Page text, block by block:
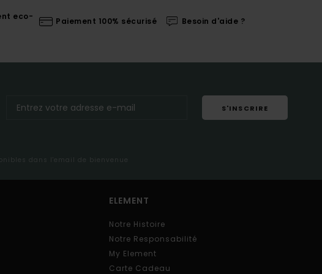
eco-
Paiement 100% sécurisé Besoin d'aide ?
S'INSCRIRE
dans l'email de bienvenue
ELEMENT
Notre Histoire
Notre Responsabilité
My Element
Carte Cadeau